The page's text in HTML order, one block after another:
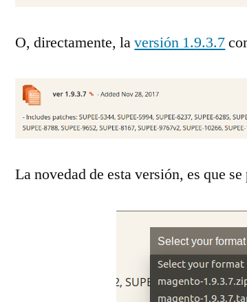
O, directamente, laversión 1.9.3.7
La novedad de esta versión, es que